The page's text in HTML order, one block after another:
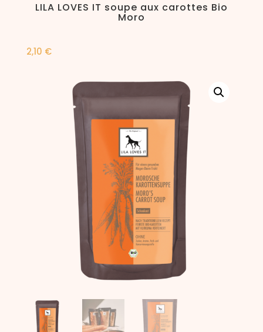
LILA LOVES IT soupe aux carottes Bio
Moro
2,10 €